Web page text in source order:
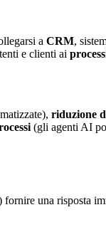
a CRM,
e clienti ai
riduzione
(gli agenti AI
fornire una risposta